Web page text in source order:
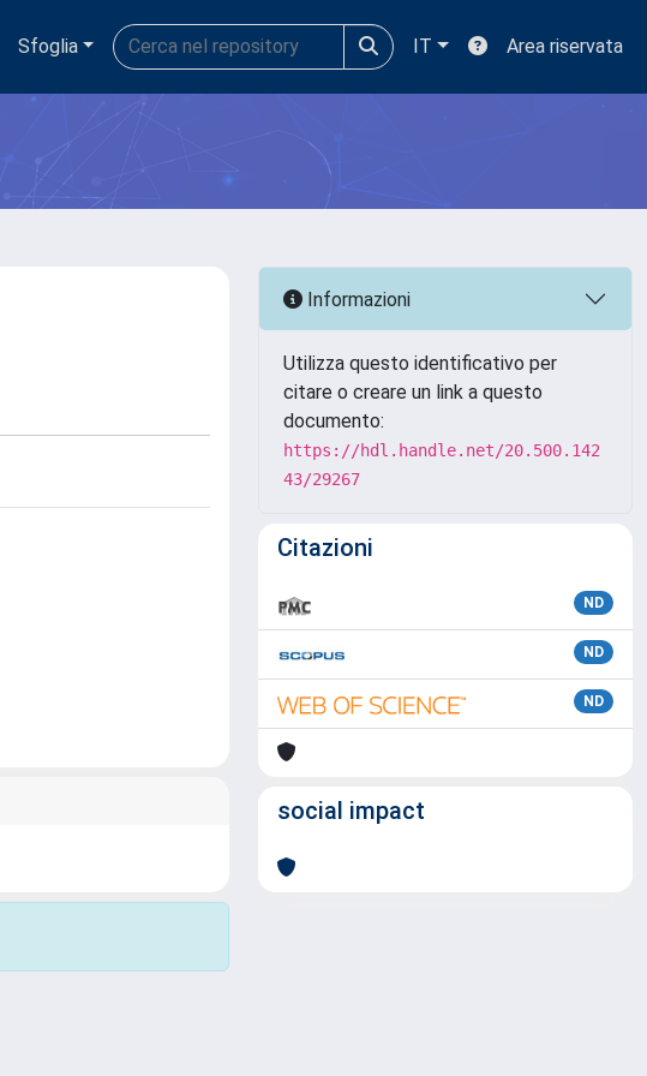
Sfoglia IT Area riservata
Informazioni
Utilizza questo identificativo per
citare o creare un link a questo
documento:
https://hdl.handle.net/20.500.142
43/29267
Citazioni
ND
ND
ND
social impact